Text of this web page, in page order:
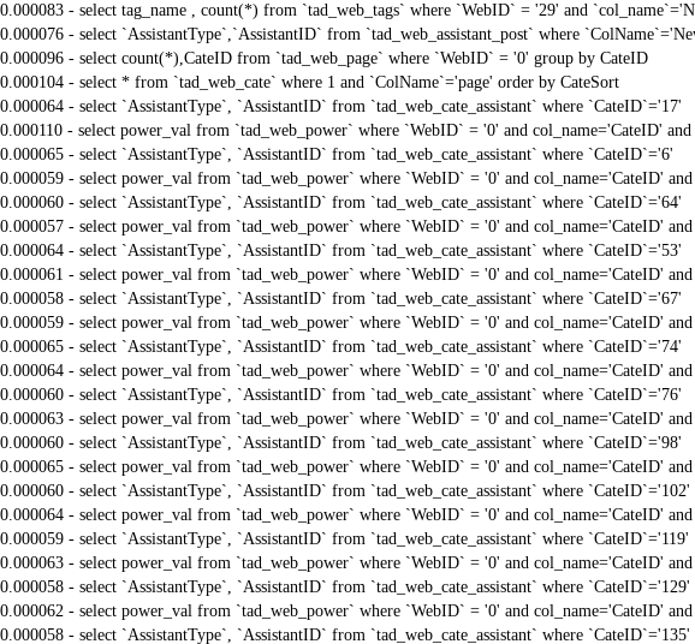
0.000083 - select tag_name , count(*) from `tad_web_tags` where `WebID` = '29' and
0.000076 - select `AssistantType`,`AssistantID` from `tad_web_assistant_post` where
0.000096 - select count(*),CateID from `tad_web_page` where `WebID` = '0' group by CateID
0.000104 - select * from `tad_web_cate` where 1 and `ColName`='page' order by CateSort
0.000064 - select `AssistantType`, `AssistantID` from `tad_web_cate_assistant` where `CateID`='17'
0.000110 - select power_val from `tad_web_power` where `WebID` = '0' and col_name='CateID'
0.000065 - select `AssistantType`, `AssistantID` from `tad_web_cate_assistant` where `CateID`='6'
0.000059 - select power_val from `tad_web_power` where `WebID` = '0' and col_name='CateID'
0.000060 - select `AssistantType`, `AssistantID` from `tad_web_cate_assistant` where `CateID`='64'
0.000057 - select power_val from `tad_web_power` where `WebID` = '0' and col_name='CateID'
0.000064 - select `AssistantType`, `AssistantID` from `tad_web_cate_assistant` where `CateID`='53'
0.000061 - select power_val from `tad_web_power` where `WebID` = '0' and col_name='CateID'
0.000058 - select `AssistantType`, `AssistantID` from `tad_web_cate_assistant` where `CateID`='67'
0.000059 - select power_val from `tad_web_power` where `WebID` = '0' and col_name='CateID'
0.000065 - select `AssistantType`, `AssistantID` from `tad_web_cate_assistant` where `CateID`='74'
0.000064 - select power_val from `tad_web_power` where `WebID` = '0' and col_name='CateID'
0.000060 - select `AssistantType`, `AssistantID` from `tad_web_cate_assistant` where `CateID`='76'
0.000063 - select power_val from `tad_web_power` where `WebID` = '0' and col_name='CateID'
0.000060 - select `AssistantType`, `AssistantID` from `tad_web_cate_assistant` where `CateID`='98'
0.000065 - select power_val from `tad_web_power` where `WebID` = '0' and col_name='CateID'
0.000060 - select `AssistantType`, `AssistantID` from `tad_web_cate_assistant` where `CateID`='102'
0.000064 - select power_val from `tad_web_power` where `WebID` = '0' and col_name='CateID'
0.000059 - select `AssistantType`, `AssistantID` from `tad_web_cate_assistant` where `CateID`='119'
0.000063 - select power_val from `tad_web_power` where `WebID` = '0' and col_name='CateID'
0.000058 - select `AssistantType`, `AssistantID` from `tad_web_cate_assistant` where `CateID`='129'
0.000062 - select power_val from `tad_web_power` where `WebID` = '0' and col_name='CateID'
0.000058 - select `AssistantType`, `AssistantID` from `tad_web_cate_assistant` where `CateID`='135'